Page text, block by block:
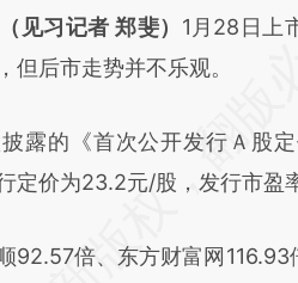
开头增加这段话：
hJvhpTMd](https://
。
习记者 郑斐） 1月28日上
但后市走势并不乐观。
的《首次公开发行Ａ股定
定价为23.2元/股，发行市盈
倍、东方财富网116.93